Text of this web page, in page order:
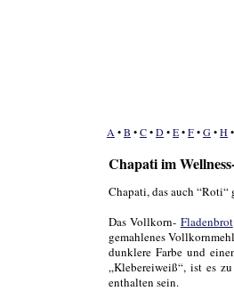
Chapati im
Chapati, das auch
Das Vollkorn- Fladenbrot
gemahlenes
dunklere Farbe und
„Klebereiweiß“, ist es
enthalten sein.
A •B •C•D•E•F•G•H•